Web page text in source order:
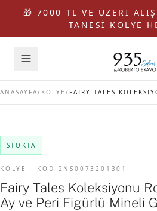
🎁 7000 TL VE ÜZERİ
TANESİ KOLYE
ANASAYFA/ KOLYE /
STOKTA
KOLYE · KOD 2NS0073201301
Fairy Tales Koleksiyonu
Ay ve Peri Figürlü Mineli